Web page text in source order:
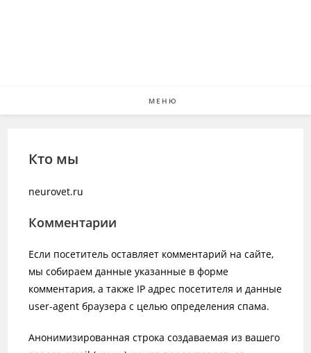
МЕНЮ
Кто мы
neurovet.ru
Комментарии
Если посетитель оставляет комментарий на сайте,
мы собираем данные указанные в форме
комментария, а также IP адрес посетителя и данные
user-agent браузера с целью определения спама.
Анонимизированная строка создаваемая из вашего